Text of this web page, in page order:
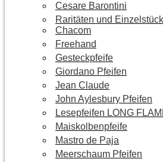
Cesare Barontini
Raritäten und
Chacom
Freehand
Gesteckpfeife
Giordano Pfeifen
Jean Claude
John Aylesbury Pfeifen
Lesepfeifen LONG
Maiskolbenpfeife
Mastro de Paja
Meerschaum Pfeifen